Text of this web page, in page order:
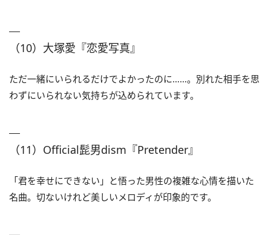
（10）大塚愛『恋愛写真』
ただ一緒にいられるだけでよかったのに……。別れた相手を思
わずにいられない気持ちが込められています。
（11）Official髭男dism『Pretender』
「君を幸せにできない」と悟った男性の複雑な心情を描いた
名曲。切ないけれど美しいメロディが印象的です。